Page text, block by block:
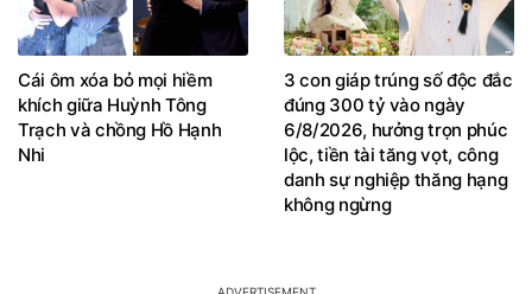
Cái ôm xóa bỏ mọi hiềm
khích giữa Huỳnh Tông
Trạch và chồng Hồ Hạnh
Nhi
3 con giáp trúng số độc đắc
đúng 300 tỷ vào ngày
6/8/2026, hưởng trọn phúc
lộc, tiền tài tăng vọt, công
danh sự nghiệp thăng hạng
không ngừng